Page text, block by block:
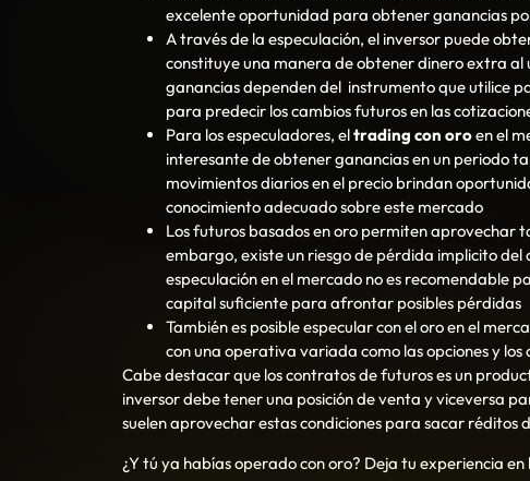
excelente oportunidad para obtener ganancias
A través de la especulación, el inversor puede
constituye una manera de obtener dinero extra
ganancias dependen del instrumento que utilice
para predecir los cambios futuros en las
Para los especuladores, eltrading con oroen el
interesante de obtener ganancias en un periodo
movimientos diarios en el precio brindan
conocimiento adecuado sobre este mercado
Los futuros basados en oro permiten aprovechar
embargo, existe un riesgo de pérdida implicito del
especulación en el mercado no es recomendable
capital suficiente para afrontar posibles pérdidas
También es posible especular con el oro en el
con una operativa variada como las opciones y
Cabe destacar que los contratos de futuros es un
inversor debe tener una posición de venta y viceversa
suelen aprovechar estas condiciones para sacar réditos
¿Y tú ya habías operado con oro? Deja tu experiencia en